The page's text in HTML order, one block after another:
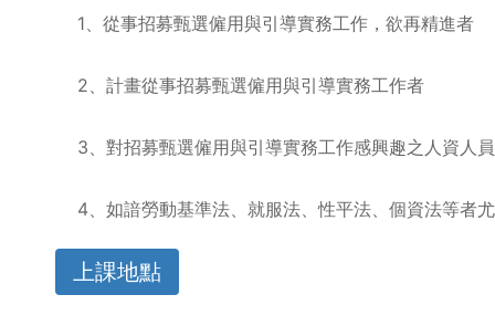
1、從事招募甄選僱用與引導實務工作，欲再精進者
2、計畫從事招募甄選僱用與引導實務工作者
3、對招募甄選僱用與引導實務工作感興趣之人資人員
4、如諳勞動基準法、就服法、性平法、個資法等者
上課地點